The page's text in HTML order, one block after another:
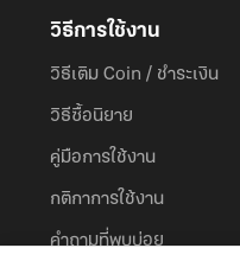
วิธีการใช้งาน
วิธีเติม Coin / ชำระเงิน
วิธีซื้อนิยาย
คู่มือการใช้งาน
กติกาการใช้งาน
คำถามที่พบบ่อย